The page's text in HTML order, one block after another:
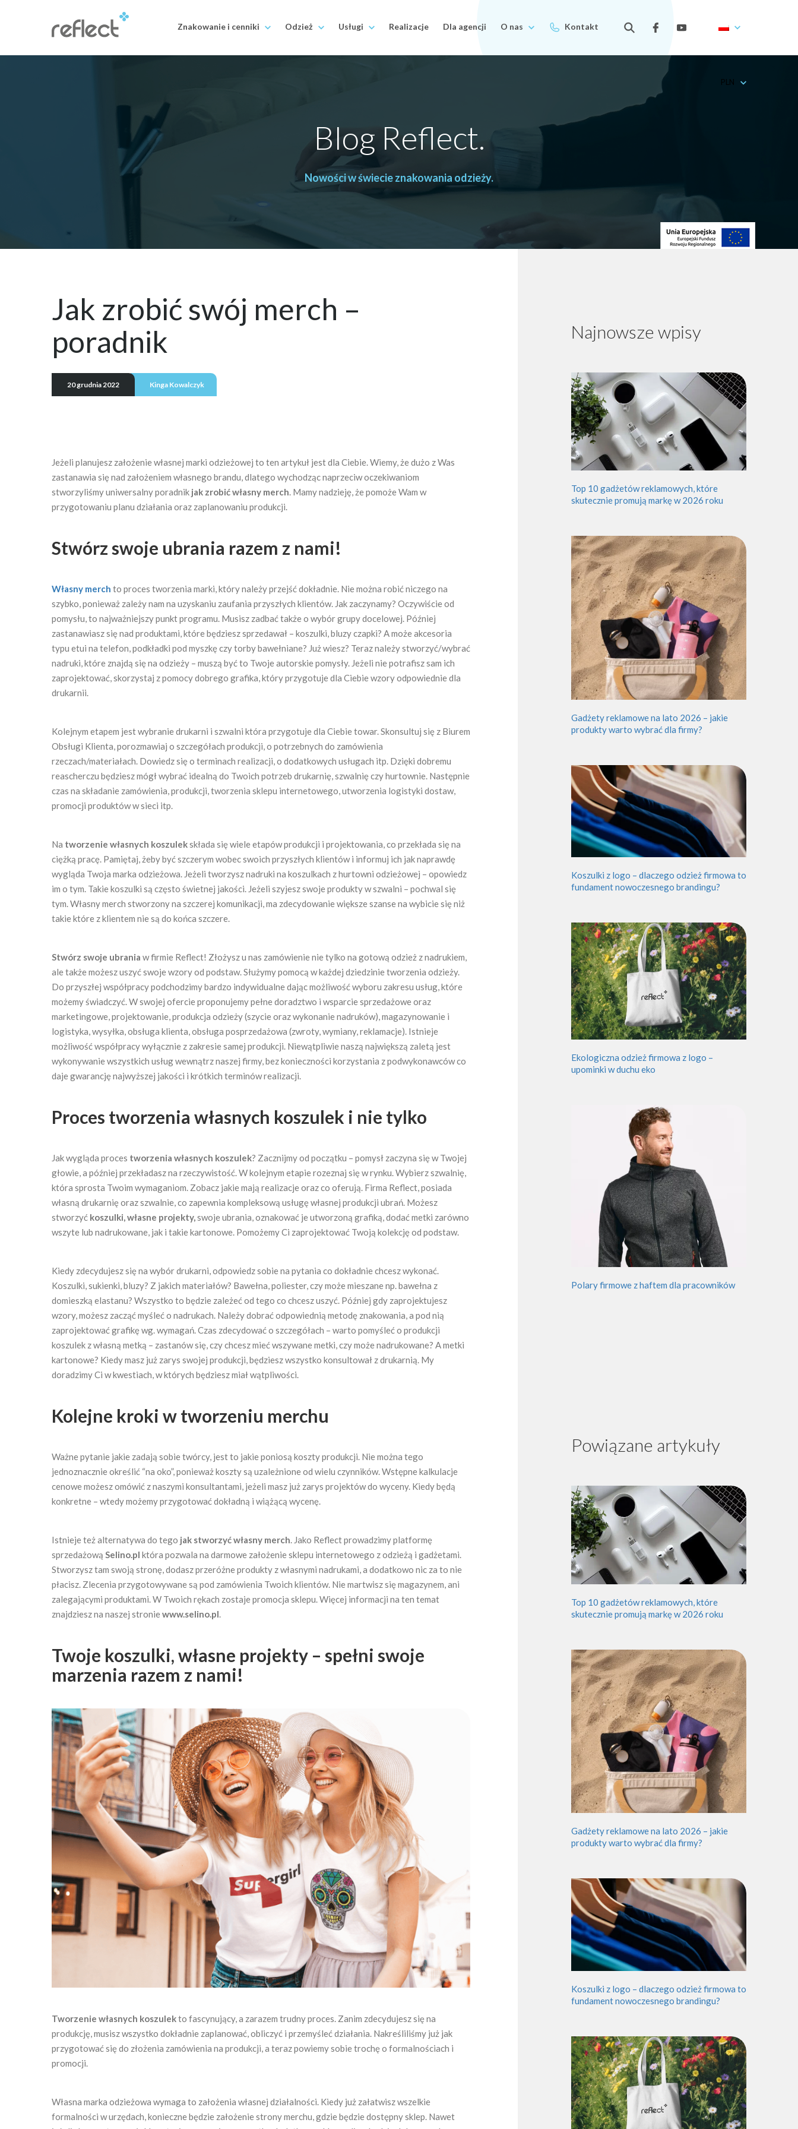
Znakowanie i cenniki Odzież Usługi Realizacje Dla agencji O nas Kontakt
PLN
Blog Reflect.
Nowości w świecie znakowania odzieży.
Jak zrobić swój merch –
poradnik
20 grudnia 2022 Kinga Kowalczyk
Jeżeli planujesz założenie własnej marki odzieżowej to ten artykuł jest dla Ciebie. Wiemy, że dużo z Was
zastanawia się nad założeniem własnego brandu, dlatego wychodząc naprzeciw oczekiwaniom
stworzyliśmy uniwersalny poradnik jak zrobić własny merch. Mamy nadzieję, że pomoże Wam w
przygotowaniu planu działania oraz zaplanowaniu produkcji.
Stwórz swoje ubrania razem z nami!
Własny merch to proces tworzenia marki, który należy przejść dokładnie. Nie można robić niczego na
szybko, ponieważ zależy nam na uzyskaniu zaufania przyszłych klientów. Jak zaczynamy? Oczywiście od
pomysłu, to najważniejszy punkt programu. Musisz zadbać także o wybór grupy docelowej. Później
zastanawiasz się nad produktami, które będziesz sprzedawał – koszulki, bluzy czapki? A może akcesoria
typu etui na telefon, podkładki pod myszkę czy torby bawełniane? Już wiesz? Teraz należy stworzyć/wybrać
nadruki, które znajdą się na odzieży – muszą być to Twoje autorskie pomysły. Jeżeli nie potrafisz sam ich
zaprojektować, skorzystaj z pomocy dobrego grafika, który przygotuje dla Ciebie wzory odpowiednie dla
drukarnii.
Kolejnym etapem jest wybranie drukarni i szwalni która przygotuje dla Ciebie towar. Skonsultuj się z Biurem
Obsługi Klienta, porozmawiaj o szczegółach produkcji, o potrzebnych do zamówienia
rzeczach/materiałach. Dowiedz się o terminach realizacji, o dodatkowych usługach itp. Dzięki dobremu
reascherczu będziesz mógł wybrać idealną do Twoich potrzeb drukarnię, szwalnię czy hurtownie. Następnie
czas na składanie zamówienia, produkcji, tworzenia sklepu internetowego, utworzenia logistyki dostaw,
promocji produktów w sieci itp.
Na tworzenie własnych koszulekskłada się wieleetapów produkcji i projektowania, co przekłada się na
ciężką pracę. Pamiętaj, żeby być szczerym wobec swoich przyszłych klientów i informuj ich jak naprawdę
wygląda Twoja marka odzieżowa. Jeżeli tworzysz nadruki na koszulkach z hurtowni odzieżowej – opowiedz
im o tym. Takie koszulki są często świetnej jakości. Jeżeli szyjesz swoje produkty w szwalni – pochwal się
tym. Własny merch stworzony na szczerej komunikacji, ma zdecydowanie większe szanse na wybicie się niż
takie które z klientem nie są do końca szczere.
Stwórz swoje ubrania w firmie Reflect! Złożysz u nas zamówienie nie tylko na gotową odzież z nadrukiem,
ale także możesz uszyć swoje wzory od podstaw. Służymy pomocą w każdej dziedzinie tworzenia odzieży.
Do przyszłej współpracy podchodzimy bardzo indywidualne dając możliwość wyboru zakresu usług, które
możemy świadczyć. W swojej ofercie proponujemy pełne doradztwo i wsparcie sprzedażowe oraz
marketingowe, projektowanie, produkcja odzieży (szycie oraz wykonanie nadruków), magazynowanie i
logistyka, wysyłka, obsługa klienta, obsługa posprzedażowa (zwroty, wymiany, reklamacje). Istnieje
możliwość współpracy wyłącznie z zakresie samej produkcji. Niewątpliwie naszą największą zaletą jest
wykonywanie wszystkich usług wewnątrz naszej firmy, bez konieczności korzystania z podwykonawców co
daje gwarancję najwyższej jakości i krótkich terminów realizacji.
Proces tworzenia własnych koszulek i nie tylko
Jak wygląda proces tworzenia własnych koszulek? Zacznijmy od początku – pomysł zaczyna się w Twojej
głowie, a później przekładasz na rzeczywistość. W kolejnym etapie rozeznaj się w rynku. Wybierz szwalnię,
która sprosta Twoim wymaganiom. Zobacz jakie mają realizacje oraz co oferują. Firma Reflect, posiada
własną drukarnię oraz szwalnie, co zapewnia kompleksową usługę własnej produkcji ubrań. Możesz
stworzyć koszulki, własne projekty,swoje ubrania, oznakować je utworzoną grafiką, dodać metki zarówno
wszyte lub nadrukowane, jak i takie kartonowe. Pomożemy Ci zaprojektować Twoją kolekcję od podstaw.
Kiedy zdecydujesz się na wybór drukarni, odpowiedz sobie na pytania co dokładnie chcesz wykonać.
Koszulki, sukienki, bluzy? Z jakich materiałów? Bawełna, poliester, czy może mieszane np. bawełna z
domieszką elastanu? Wszystko to będzie zależeć od tego co chcesz uszyć. Później gdy zaprojektujesz
wzory, możesz zacząć myśleć o nadrukach. Należy dobrać odpowiednią metodę znakowania, a pod nią
zaprojektować grafikę wg. wymagań. Czas zdecydować o szczegółach – warto pomyśleć o produkcji
koszulek z własną metką – zastanów się, czy chcesz mieć wszywane metki, czy może nadrukowane? A metki
kartonowe? Kiedy masz już zarys swojej produkcji, będziesz wszystko konsultował z drukarnią. My
doradzimy Ci w kwestiach, w których będziesz miał wątpliwości.
Kolejne kroki w tworzeniu merchu
Ważne pytanie jakie zadają sobie twórcy, jest to jakie poniosą koszty produkcji. Nie można tego
jednoznacznie określić “na oko”, ponieważ koszty są uzależnione od wielu czynników. Wstępne kalkulacje
cenowe możesz omówić z naszymi konsultantami, jeżeli masz już zarys projektów do wyceny. Kiedy będą
konkretne – wtedy możemy przygotować dokładną i wiążącą wycenę.
Istnieje też alternatywa do tego jak stworzyć własny merch. Jako Reflect prowadzimy platformę
sprzedażową Selino.pl która pozwala na darmowe założenie sklepu internetowego z odzieżą i gadżetami.
Stworzysz tam swoją stronę, dodasz przeróżne produkty z własnymi nadrukami, a dodatkowo nic za to nie
płacisz. Zlecenia przygotowywane są pod zamówienia Twoich klientów. Nie martwisz się magazynem, ani
zalegającymi produktami. W Twoich rękach zostaje promocja sklepu. Więcej informacji na ten temat
znajdziesz na naszej stroniewww.selino.pl.
Twoje koszulki, własne projekty – spełni swoje
marzenia razem z nami!
Tworzenie własnych koszulekto fascynujący, a zarazem trudny proces. Zanim zdecydujesz się na
produkcję, musisz wszystko dokładnie zaplanować, obliczyć i przemyśleć działania. Nakreśliliśmy już jak
przygotować się do złożenia zamówienia na produkcji, a teraz powiemy sobie trochę o formalnościach i
promocji.
Własna marka odzieżowa wymaga to założenia własnej działalności. Kiedy już załatwisz wszelkie
formalności w urzędach, konieczne będzie założenie strony merchu, gdzie będzie dostępny sklep. Nawet
Najnowsze wpisy
Top 10 gadżetów reklamowych, które
skutecznie promują markę w 2026 roku
Gadżety reklamowe na lato 2026 – jakie
produkty warto wybrać dla firmy?
Koszulki z logo – dlaczego odzież firmowa to
fundament nowoczesnego brandingu?
Ekologiczna odzież firmowa z logo –
upominki w duchu eko
Polary firmowe z haftem dla pracowników
Powiązane artykuły
Top 10 gadżetów reklamowych, które
skutecznie promują markę w 2026 roku
Gadżety reklamowe na lato 2026 – jakie
produkty warto wybrać dla firmy?
Koszulki z logo – dlaczego odzież firmowa to
fundament nowoczesnego brandingu?